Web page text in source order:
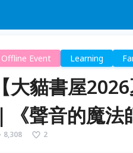
Offline Event Learning
【大貓書屋
｜《聲音的魔
8,308 2